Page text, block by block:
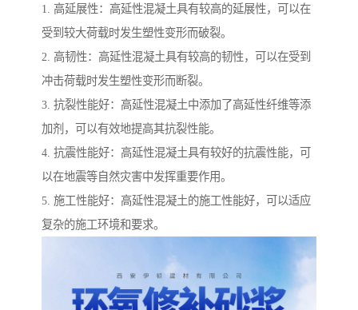
1. 高延展性：高延性混凝土具有较高的延展性，可以在
受到较大荷载时发生塑性变形而破裂。
2. 高韧性：高延性混凝土具有较高的韧性，可以在受到
冲击荷载时发生塑性变形而断裂。
3. 抗裂性能好：高延性混凝土中添加了高延性纤维等添
加剂，可以有效地提高其抗裂性能。
4. 抗震性能好：高延性混凝土具有较好的抗震性能，可
以在地震等自然灾害中发挥重要作用。
5. 施工性能好：高延性混凝土的施工性能好，可以适应
复杂的施工环境和要求。